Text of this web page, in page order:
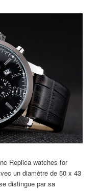
Replica watches for
un diamètre de 50 x 43
distingue par sa